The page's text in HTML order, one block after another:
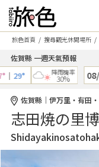
旅色首頁
搜尋觀光休閒場所
佐賀縣 一週天氣預報
29° 降雨機率
30% 08/
佐賀縣｜伊万里・有田
志田焼の里